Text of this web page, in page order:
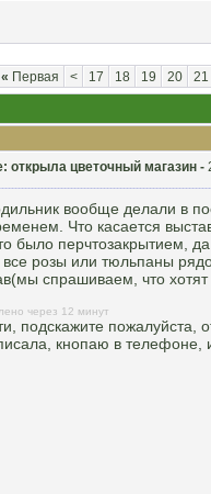
« Первая < 17 18 19 20 21
открыла цветочный магазин -
вообще делали в
Что касается
было перчтозакрытием,
все розы или тюльпаны
спрашиваем, что хотят
через 12 минут
подскажите пожалуйста,
кнопаю в телефоне,